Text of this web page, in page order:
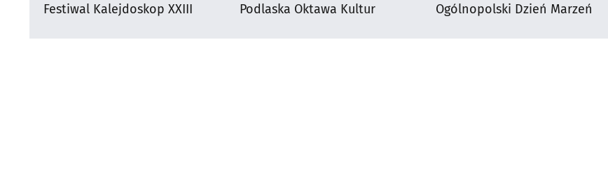
Festiwal Kalejdoskop XXIII Podlaska Oktawa Kultur Ogólnopolski Dzień Marzeń